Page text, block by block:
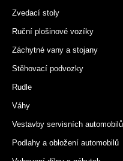
Zvedací stoly
Ruční plošinové vozíky
Záchytné vany a stojany
Stěhovací podvozky
Rudle
Váhy
Vestavby servisních automobilů
Podlahy a obložení automobilů